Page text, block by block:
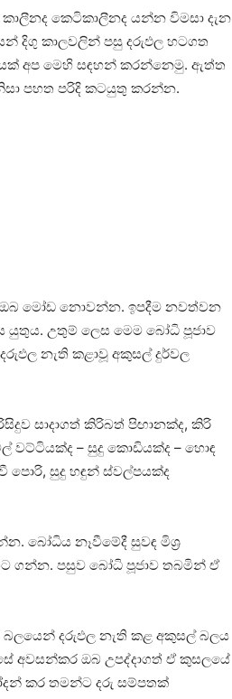
කෙටිකාලීනද යන්න විමසා දැන
දිගු කාලවලින් පසු දරුඵල හටගත
අප මෙහි සඳහන් කරන්නෙමු. ඇත්ත
පහත පරිදි කටයුතු කරන්න.
ඔබ මෝඩ නොවන්න. ඉපදීම නවත්වන
උතුම් ලෙස මෙම බෝධි පූජාව
නැති කළාවූ අකුසල් දුර්වල
සාදාගත් කිරිබත් පිඟානක්‌ද, කිරි
වට්‌ටියක්‌ද – සුදු කොඩියක්‌ද – හොඳ
පොරි, සුදු හඳුන් ස්‌වල්පයක්‌ද
බෝධිය නෑවීමේදී සුවඳ මිශ්‍ර
ගන්න. පසුව බෝධි පූජාව තබමින් ඒ
දරුඵල නැති කළ අකුසල් බලය
අවසන්කර ඔබ උපද්දාගත් ඒ කුසලයේ
කර තමන්ට දරු සම්පතක්‌